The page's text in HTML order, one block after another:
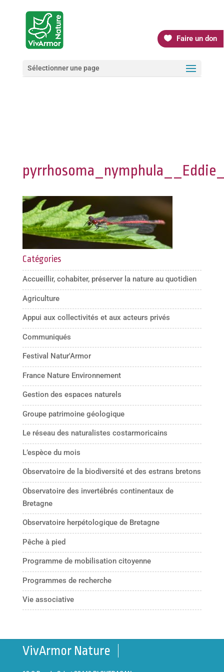
Faire un don
Sélectionner une page
Catégories
Accueillir, cohabiter, préserver la nature au quotidien
Agriculture
Appui aux collectivités et aux acteurs privés
Communiqués
Festival Natur'Armor
France Nature Environnement
Gestion des espaces naturels
Groupe patrimoine géologique
Le réseau des naturalistes costarmoricains
L’espèce du mois
Observatoire de la biodiversité et des estrans bretons
Observatoire des invertébrés continentaux de
Bretagne
Observatoire herpétologique de Bretagne
Pêche à pied
Programme de mobilisation citoyenne
Programmes de recherche
Vie associative
VivArmor Nature